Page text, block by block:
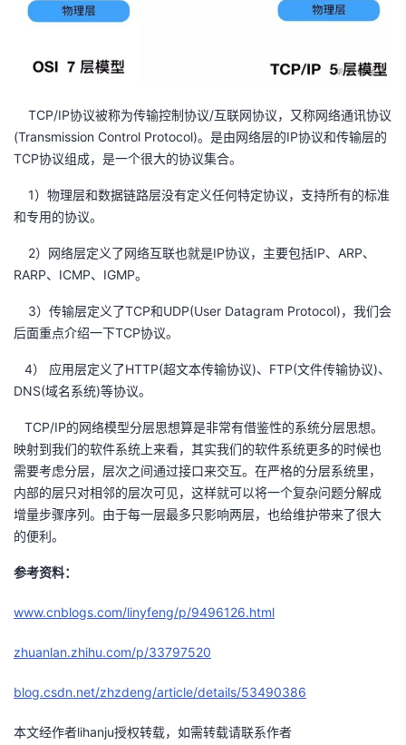
TCP/IP协议被称为传输控制协议/互联网协议，又称网络通讯协议
(Transmission Control Protocol)。是由网络层的IP协议和传输层的
TCP协议组成，是一个很大的协议集合。
1）物理层和数据链路层没有定义任何特定协议，支持所有的标准
和专用的协议。
2）网络层定义了网络互联也就是IP协议，主要包括IP、ARP、
RARP、ICMP、IGMP。
3）传输层定义了TCP和UDP(User Datagram Protocol)，我们会
后面重点介绍一下TCP协议。
4） 应用层定义了HTTP(超文本传输协议)、FTP(文件传输协议)、
DNS(域名系统)等协议。
TCP/IP的网络模型分层思想算是非常有借鉴性的系统分层思想。
映射到我们的软件系统上来看，其实我们的软件系统更多的时候也
需要考虑分层，层次之间通过接口来交互。在严格的分层系统里，
内部的层只对相邻的层次可见，这样就可以将一个复杂问题分解成
增量步骤序列。由于每一层最多只影响两层，也给维护带来了很大
的便利。
参考资料：
www.cnblogs.com/linyfeng/p/9496126.html
zhuanlan.zhihu.com/p/33797520
blog.csdn.net/zhzdeng/article/details/53490386
本文经作者lihanju授权转载，如需转载请联系作者